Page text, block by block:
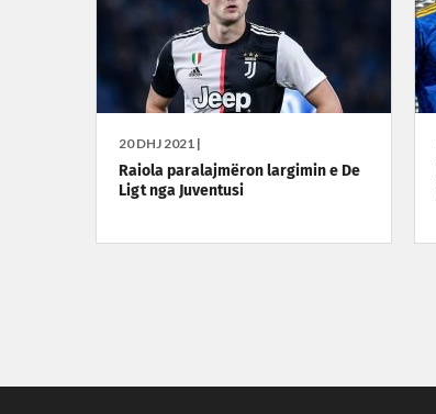
20 DHJ 2021 |
Raiola paralajmëron largimin e De
Ligt nga Juventusi